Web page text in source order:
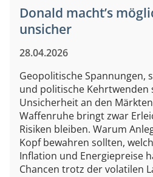
Donald macht’s
unsicher
28.04.2026
Geopolitische Spannungen,
und politische
Unsicherheit an den
Waffenruhe bringt zwar
Risiken bleiben. Warum
Kopf bewahren sollten,
Inflation und Energiepreise
Chancen trotz der volatilen